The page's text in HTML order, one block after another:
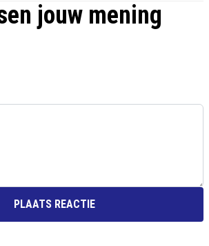
jouw mening
PLAATS REACTIE